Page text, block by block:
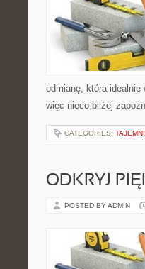
odmianę, która idealnie
więc nieco bliżej
CATEGORIES:
ODKRYJ
POSTED BY ADMIN